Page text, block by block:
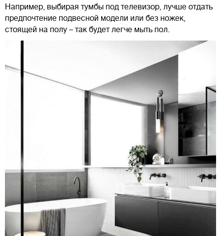
Например, выбирая тумбы под телевизор, лучше отдать
предпочтение подвесной модели или без ножек,
стоящей на полу – так будет легче мыть пол.